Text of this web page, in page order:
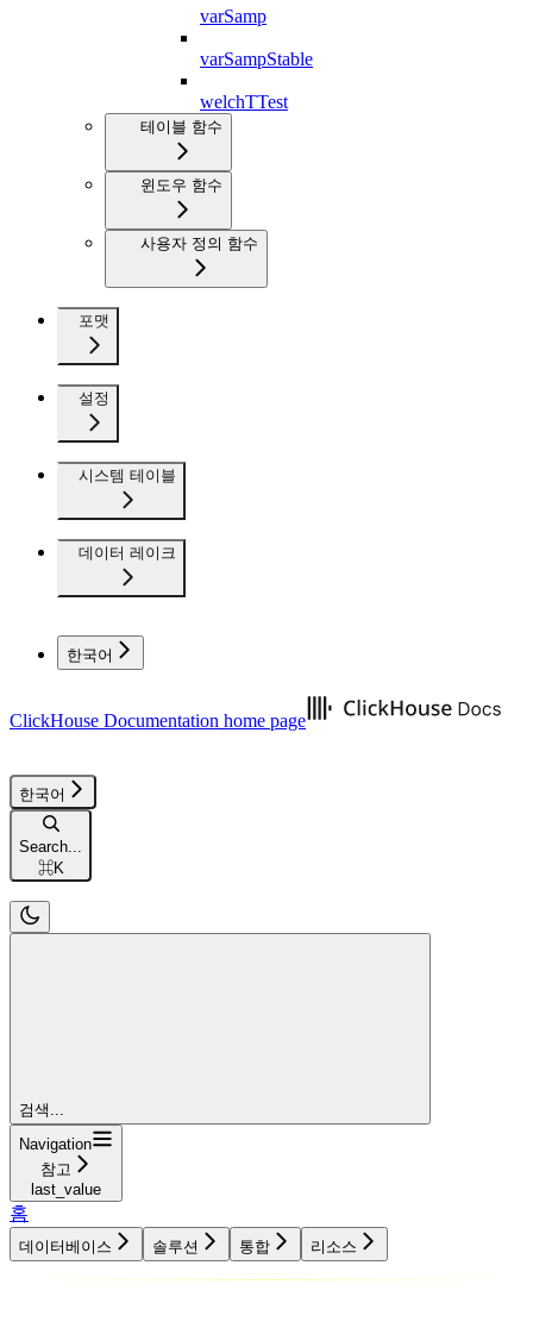
varSamp
varSampStable
welchTTest
테이블 함수
윈도우 함수
사용자 정의 함수
포맷
설정
시스템 테이블
데이터 레이크
한국어
ClickHouse Documentation home page
한국어
Search...
⌘K
검색...
Navigation
참고
last_value
홈
데이터베이스 솔루션 통합 리소스